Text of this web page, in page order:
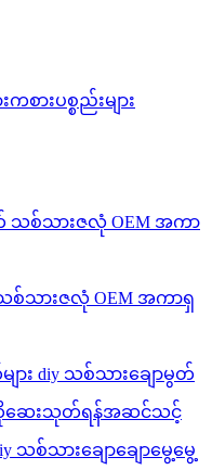
ားပစ္စည်းများ
စ်သားဇလုံ OEM အကာရှ
သစ်သားချောချောမွေ့မွေ့